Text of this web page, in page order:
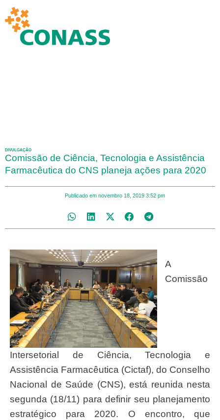
DIVULGAÇÃO
Comissão de Ciência, Tecnologia e Assistência
Farmacêutica do CNS planeja ações para 2020
Publicado em novembro 18, 2019 3:52 pm
A
Comissão
Intersetorial de Ciência, Tecnologia e
Assistência Farmacêutica (Cictaf), do Conselho
Nacional de Saúde (CNS), está reunida nesta
segunda (18/11) para definir seu planejamento
estratégico para 2020. O encontro, que